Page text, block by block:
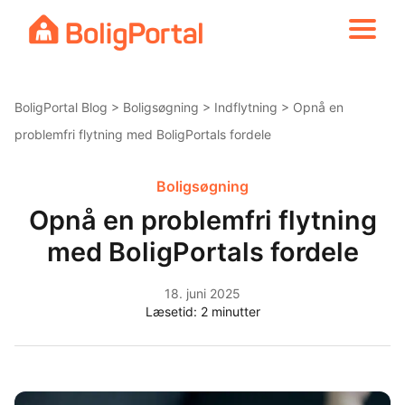
BoligPortal Blog > Boligsøgning > Indflytning > Opnå en
problemfri flytning med BoligPortals fordele
Boligsøgning
Opnå en problemfri flytning
med BoligPortals fordele
18. juni 2025
Læsetid: 2 minutter